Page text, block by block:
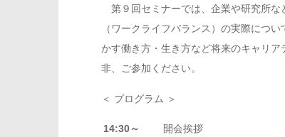
第９回セミナーでは、企業や研究所
（ワークライフバランス）の実際につ
かす働き方・生き方など将来のキャリ
非、ご参加ください。
＜ プログラム ＞
14:30～
開会挨拶